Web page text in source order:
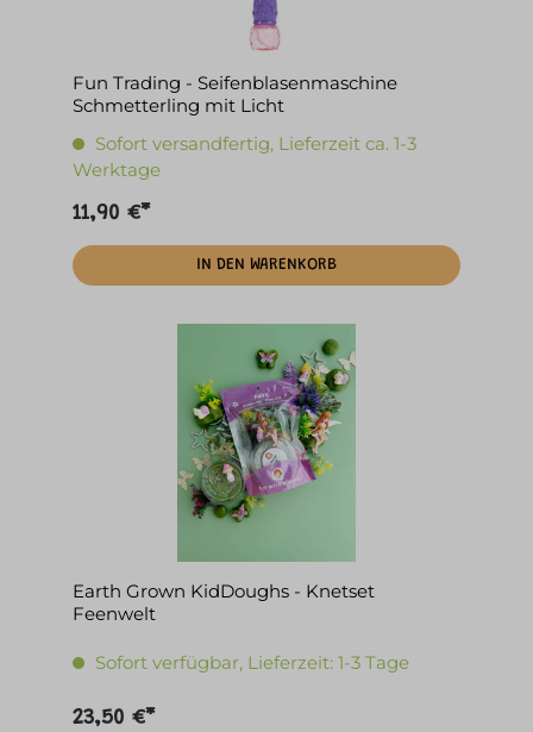
Fun Trading - Seifenblasenmaschine
Schmetterling mit Licht
Sofort versandfertig, Lieferzeit ca. 1-3
Werktage
11,90 €*
IN DEN WARENKORB
Earth Grown KidDoughs - Knetset
Feenwelt
Sofort verfügbar, Lieferzeit: 1-3 Tage
23,50 €*